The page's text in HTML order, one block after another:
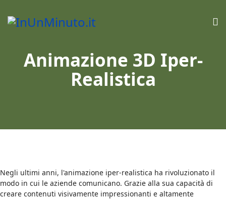
Animazione 3D Iper-
Realistica
Negli ultimi anni, l'animazione iper-realistica ha rivoluzionato il
modo in cui le aziende comunicano. Grazie alla sua capacità di
creare contenuti visivamente impressionanti e altamente